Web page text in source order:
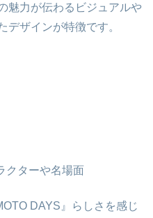
魅力が伝わるビジュアルや
デザインが特徴です。
クターや名場面
DAYS』らしさを感じ